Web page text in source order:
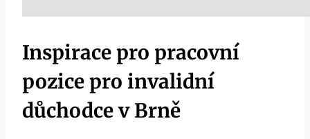
Inspirace pro pracovní
pozice pro invalidní
důchodce v Brně